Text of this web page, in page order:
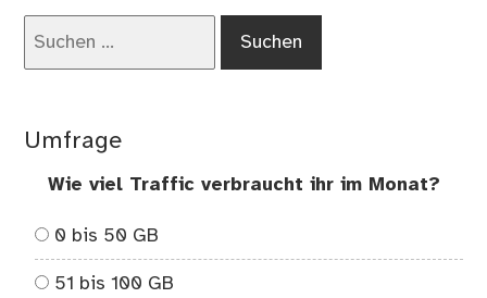
Umfrage
Wie viel Traffic verbraucht ihr im Monat?
0 bis 50 GB
51 bis 100 GB